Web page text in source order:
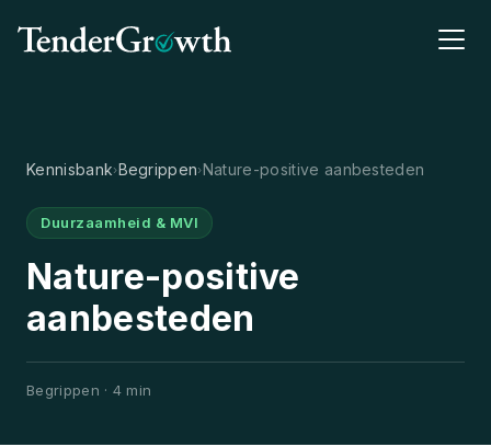
Nature-positive
aanbesteden
Begrippen · 4 min
Duurzaamheid & MVI
Kennisbank›Begrippen›Nature-positive aanbesteden